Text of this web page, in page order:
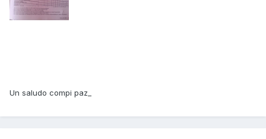
Un saludo compi paz_